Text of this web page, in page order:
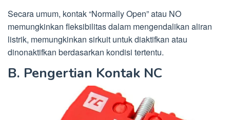
Secara umum, kontak “Normally Open” atau NO
memungkinkan fleksibilitas dalam mengendalikan aliran
listrik, memungkinkan sirkuit untuk diaktifkan atau
dinonaktifkan berdasarkan kondisi tertentu.
B. Pengertian Kontak NC